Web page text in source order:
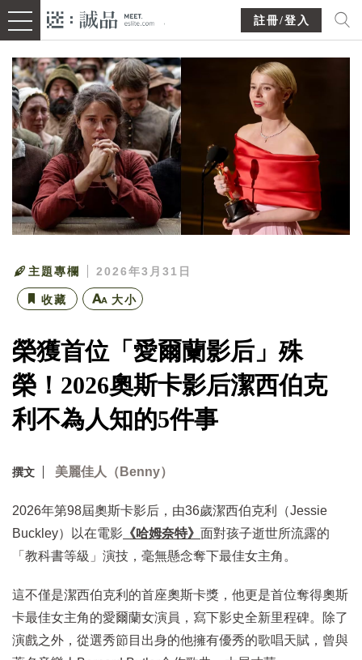
註冊/登入
主題專欄 2026年3月31日
收藏 大小
榮獲首位「愛爾蘭影后」殊
榮！2026奧斯卡影后潔西伯克
利不為人知的5件事
撰文 美麗佳人（Benny）
2026年第98屆奧斯卡影后，由36歲潔西伯克利（Jessie
Buckley）以在電影 《哈姆奈特》 面對孩子逝世所流露的
「教科書等級」演技，毫無懸念奪下最佳女主角。
這不僅是潔西伯克利的首座奧斯卡獎，他更是首位奪得奧斯
卡最佳女主角的愛爾蘭女演員，寫下影史全新里程碑。除了
演戲之外，從選秀節目出身的他擁有優秀的歌唱天賦，曾與